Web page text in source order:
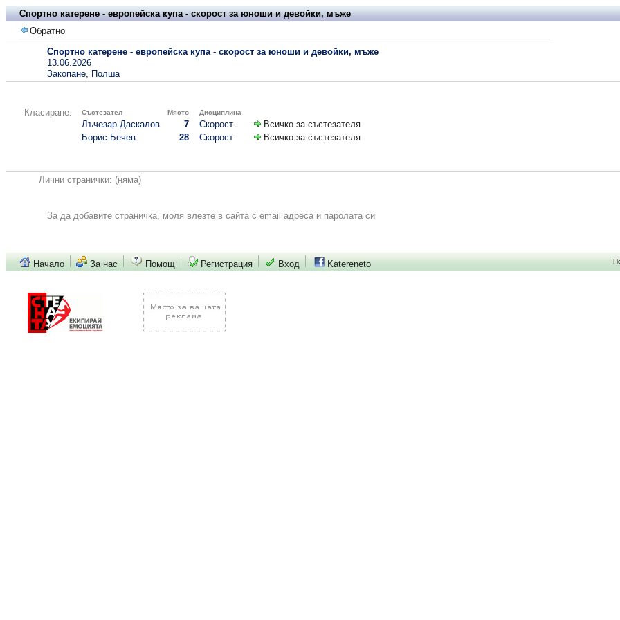
Спортно катерене - европейска купа - скорост за юноши и девойки, мъже
Обратно
Спортно катерене - европейска купа - скорост за юноши и девойки, мъже
13.06.2026
Закопане, Полша
Класиране: Състезател Място Дисциплина
Лъчезар Даскалов 7 Скорост
Всичко за състезателя
Борис Бечев
28 Скорост Всичко за състезателя
Лични странички: (няма)
За да добавите страничка, моля влезте в сайта с email адреса и паролата си
Начало За нас Помощ Регистрация Вход Katereneto